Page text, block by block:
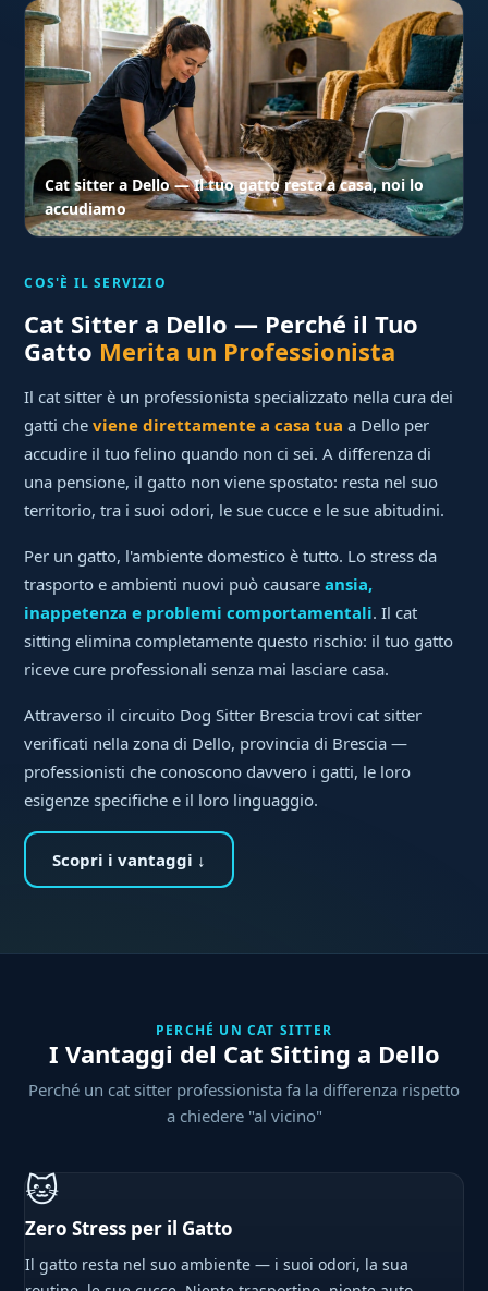
Cat sitter a Dello — Il tuo gatto resta a casa, noi lo
accudiamo
COS'È IL SERVIZIO
Cat Sitter a Dello — Perché il Tuo
Gatto Merita un Professionista
Il cat sitter è un professionista specializzato nella cura dei
gatti cheviene direttamente a casa tua a Dello per
accudire il tuo felino quando non ci sei. A differenza di
una pensione, il gatto non viene spostato: resta nel suo
territorio, tra i suoi odori, le sue cucce e le sue abitudini.
Per un gatto, l'ambiente domestico è tutto. Lo stress da
trasporto e ambienti nuovi può causareansia,
inappetenza e problemi comportamentali. Il cat
sitting elimina completamente questo rischio: il tuo gatto
riceve cure professionali senza mai lasciare casa.
Attraverso il circuito Dog Sitter Brescia trovi cat sitter
verificati nella zona di Dello, provincia di Brescia —
professionisti che conoscono davvero i gatti, le loro
esigenze specifiche e il loro linguaggio.
Scopri i vantaggi ↓
PERCHÉ UN CAT SITTER
I Vantaggi del Cat Sitting a Dello
Perché un cat sitter professionista fa la differenza rispetto
a chiedere "al vicino"
🐱
Zero Stress per il Gatto
Il gatto resta nel suo ambiente — i suoi odori, la sua